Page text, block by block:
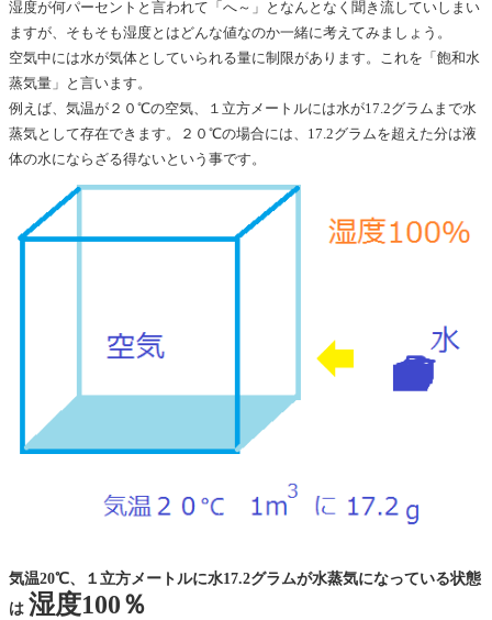
湿度が何パーセントと言われて「へ～」となんとなく聞き流していしまい
ますが、そもそも湿度とはどんな値なのか一緒に考えてみましょう。
空気中には水が気体としていられる量に制限があります。これを「飽和水
蒸気量」と言います。
例えば、気温が２０℃の空気、１立方メートルには水が17.2グラムまで水
蒸気として存在できます。２０℃の場合には、17.2グラムを超えた分は液
体の水にならざる得ないという事です。
気温20℃、１立方メートルに水17.2グラムが水蒸気になっている状態
は 湿度100％